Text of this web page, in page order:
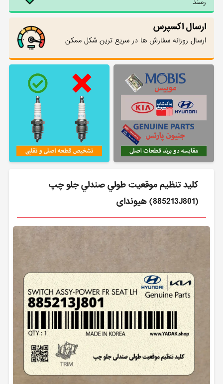
ارسال اکسپرس
ارسال روزانه سفارش ها در سریع ترین شکل ممکن
كليد تنظيم موقعيت طولي صندلي جلو چپ
(885213J801) هیوندای